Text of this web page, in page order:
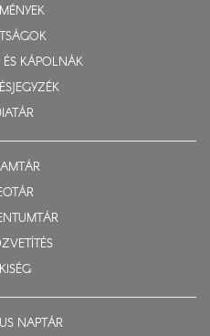
KÁPOLNÁK
NAPTÁR